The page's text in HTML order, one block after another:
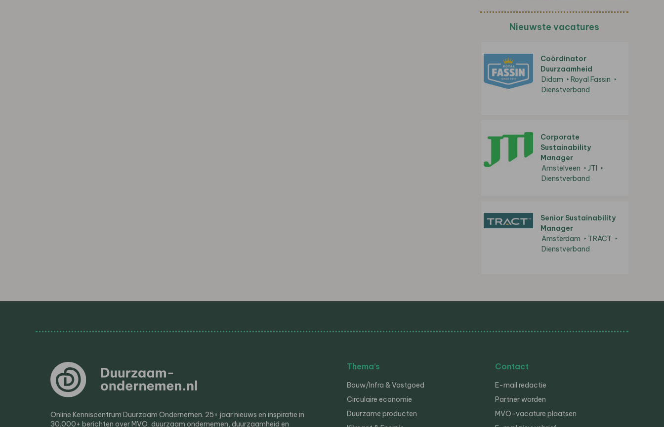
Nieuwste vacatures
Coördinator
Duurzaamheid
Didam
Royal Fassin
Dienstverband
Corporate
Sustainability
Manager
Amstelveen
JTI
Dienstverband
Senior Sustainability
Manager
Amsterdam
TRACT
Dienstverband
Online Kenniscentrum Duurzaam Ondernemen. 25+ jaar nieuws en inspiratie in
30.000+ berichten over MVO, duurzaam ondernemen, duurzaamheid en
Thema’s
Bouw/Infra & Vastgoed
Circulaire economie
Duurzame producten
Contact
E-mail redactie
Partner worden
MVO-vacature plaatsen